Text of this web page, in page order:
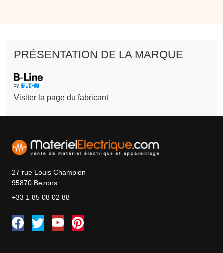
PRÉSENTATION DE LA MARQUE
Visiter la page du fabricant
27 rue Louis Champion
95870 Bezons
+33 1 85 08 02 88